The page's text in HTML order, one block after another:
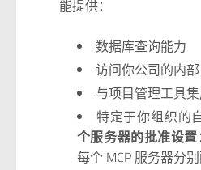
能提供：
数据库查询能力
访问你公司的内部
与项目管理工具
特定于你组织的
个服务器的批准设置
每个 MCP 服务器分